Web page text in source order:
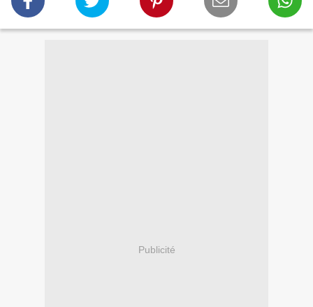
Publicité